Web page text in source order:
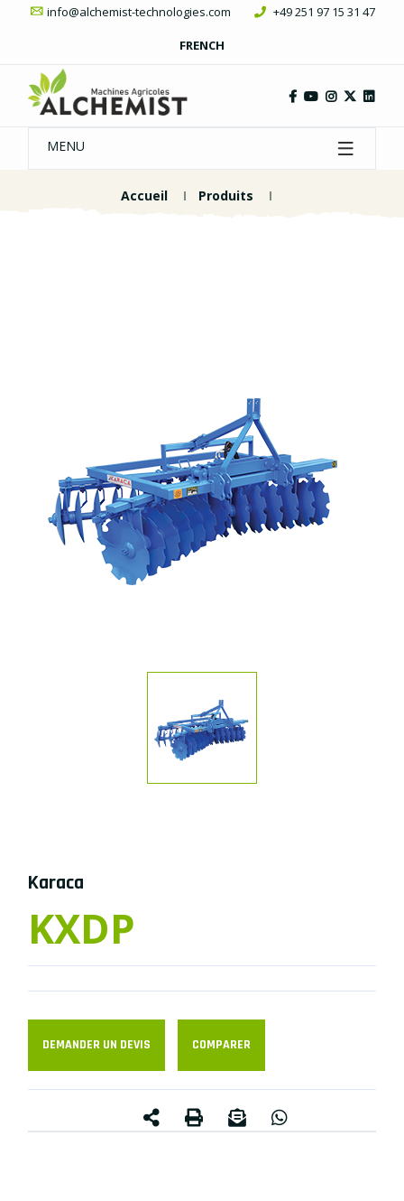
info@alchemist-technologies.com +49 251 97 15 31 47
FRENCH
MENU
Accueil Produits
Karaca
KXDP
DEMANDER UN DEVIS COMPARER